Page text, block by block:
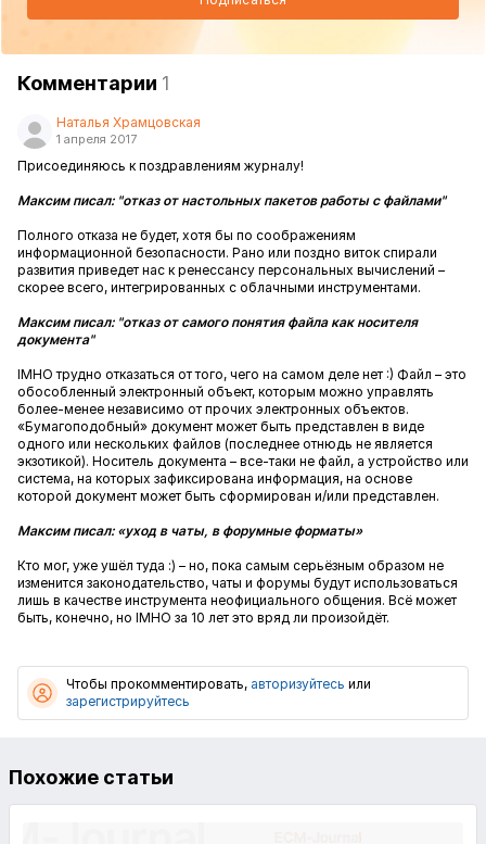
Комментарии 1
Наталья Храмцовская
1 апреля 2017
Присоединяюсь к поздравлениям журналу!
Максим писал: "отказ от настольных пакетов работы с файлами"
Полного отказа не будет, хотя бы по соображениям
информационной безопасности. Рано или поздно виток спирали
развития приведет нас к ренессансу персональных вычислений –
скорее всего, интегрированных с облачными инструментами.
Максим писал: "отказ от самого понятия файла как носителя
документа"
IMHO трудно отказаться от того, чего на самом деле нет :) Файл – это
обособленный электронный объект, которым можно управлять
более-менее независимо от прочих электронных объектов.
«Бумагоподобный» документ может быть представлен в виде
одного или нескольких файлов (последнее отнюдь не является
экзотикой). Носитель документа – все-таки не файл, а устройство или
система, на которых зафиксирована информация, на основе
которой документ может быть сформирован и/или представлен.
Максим писал: «уход в чаты, в форумные форматы»
Кто мог, уже ушёл туда :) – но, пока самым серьёзным образом не
изменится законодательство, чаты и форумы будут использоваться
лишь в качестве инструмента неофициального общения. Всё может
быть, конечно, но IMHO за 10 лет это вряд ли произойдёт.
Чтобы прокомментировать, авторизуйтесь или
зарегистрируйтесь
Похожие статьи